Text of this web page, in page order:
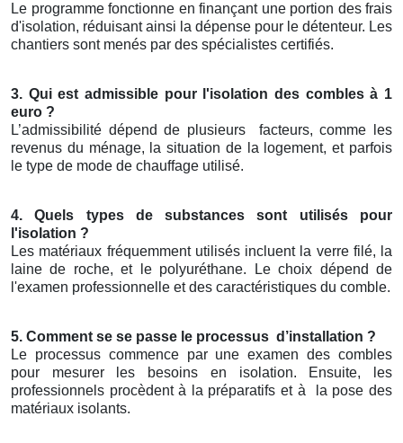
Le programme fonctionne en finançant une portion des frais
d'isolation, réduisant ainsi la dépense pour le détenteur. Les
chantiers sont menés par des spécialistes certifiés.
3. Qui est admissible pour l'isolation des combles à 1
euro ?
L’admissibilité dépend de plusieurs
facteurs, comme les
revenus du ménage, la situation de la logement, et parfois
le type de mode de chauffage utilisé.
4. Quels types de substances sont utilisés pour
l'isolation ?
Les matériaux fréquemment utilisés incluent la verre filé, la
laine de roche, et le polyuréthane. Le choix dépend de
l'examen professionnelle et des caractéristiques du comble.
5. Comment se se passe le processus d’installation ?
Le processus commence par une examen des combles
pour mesurer les besoins en isolation. Ensuite, les
professionnels procèdent à la préparatifs et à
la pose des
matériaux isolants.